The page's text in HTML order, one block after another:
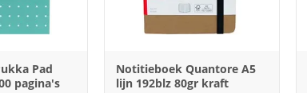
Pad
pagina's
Notitieboek Quantore A5
lijn 192blz 80gr kraft